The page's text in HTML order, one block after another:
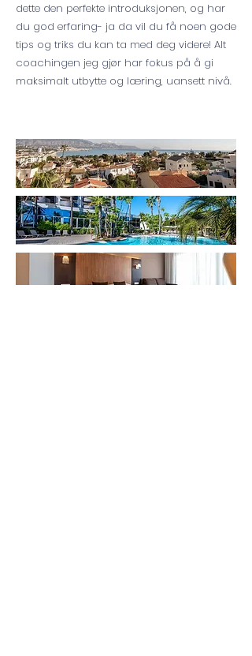
dette den perfekte introduksjonen, og har
du god erfaring- ja da vil du få noen gode
tips og triks du kan ta med deg videre! Alt
coachingen jeg gjør har fokus på å gi
maksimalt utbytte og læring, uansett nivå.